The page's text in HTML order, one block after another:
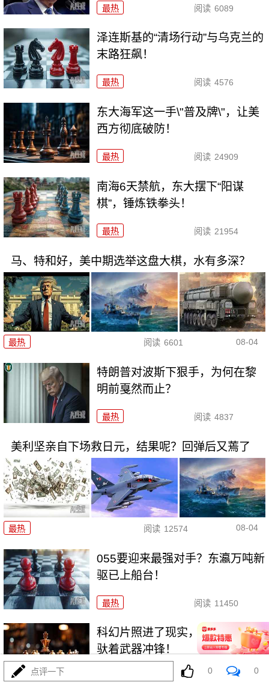
最热 阅读 6089
泽连斯基的“清场行动”与乌克兰的
末路狂飙！
最热 阅读 4576
东大海军这一手\"普及牌\"，让美
西方彻底破防！
最热 阅读 24909
南海6天禁航，东大摆下“阳谋
棋”，锤炼铁拳头！
最热 阅读 21954
马、特和好，美中期选举这盘大棋，水有多深？
最热 阅读 6601 08-04
特朗普对波斯下狠手，为何在黎
明前戛然而止？
最热 阅读 4837
美利坚亲自下场救日元，结果呢？回弹后又蔫了
最热 阅读 12574 08-04
055要迎来最强对手？东瀛万吨新
驱已上船台！
最热 阅读 11450
科幻片照进了现实，东大机器狼
驮着武器冲锋！
8955
点评一下 0 0